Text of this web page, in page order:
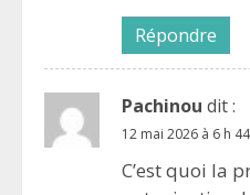
Répondre
Pachinou dit :
12 mai 2026 à 6 h
C’est quoi la